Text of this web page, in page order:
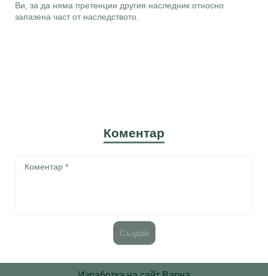
Ви, за да няма претенции другия наследник относно
запазена част от наследството.
Коментар